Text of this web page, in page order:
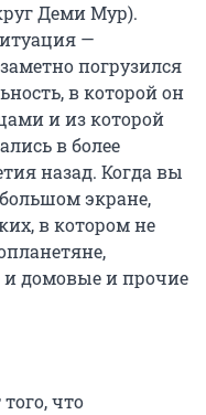
Деми Мур).
—
погрузился
в которой он
и из которой
в более
назад. Когда вы
экране,
в котором не
домовые и прочие
что